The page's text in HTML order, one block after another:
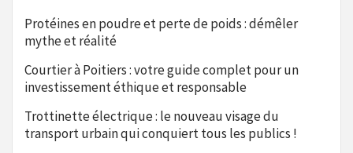
Protéines en poudre et perte de poids : démêler
mythe et réalité
Courtier à Poitiers : votre guide complet pour un
investissement éthique et responsable
Trottinette électrique : le nouveau visage du
transport urbain qui conquiert tous les publics !